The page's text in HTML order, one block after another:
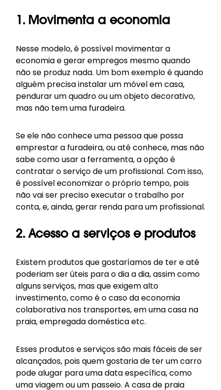
1. Movimenta a economia
Nesse modelo, é possível movimentar a
economia e gerar empregos mesmo quando
não se produz nada. Um bom exemplo é quando
alguém precisa instalar um móvel em casa,
pendurar um quadro ou um objeto decorativo,
mas não tem uma furadeira.
Se ele não conhece uma pessoa que possa
emprestar a furadeira, ou até conhece, mas não
sabe como usar a ferramenta, a opção é
contratar o serviço de um profissional. Com isso,
é possível economizar o próprio tempo, pois
não vai ser preciso executar o trabalho por
conta, e, ainda, gerar renda para um profissional.
2. Acesso a serviços e produtos
Existem produtos que gostaríamos de ter e até
poderiam ser úteis para o dia a dia, assim como
alguns serviços, mas que exigem alto
investimento, como é o caso daeconomia
colaborativa nos transportes, em uma casa na
praia, empregada doméstica etc.
Esses produtos e serviços são mais fáceis de ser
alcançados, pois quem gostaria de ter um carro
pode alugar para uma data específica, como
uma viagem ou um passeio. A casa de praia